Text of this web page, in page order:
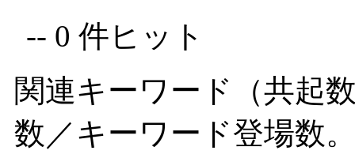
-- 0 件ヒット
関連キーワード（共起
数／キーワード登場数